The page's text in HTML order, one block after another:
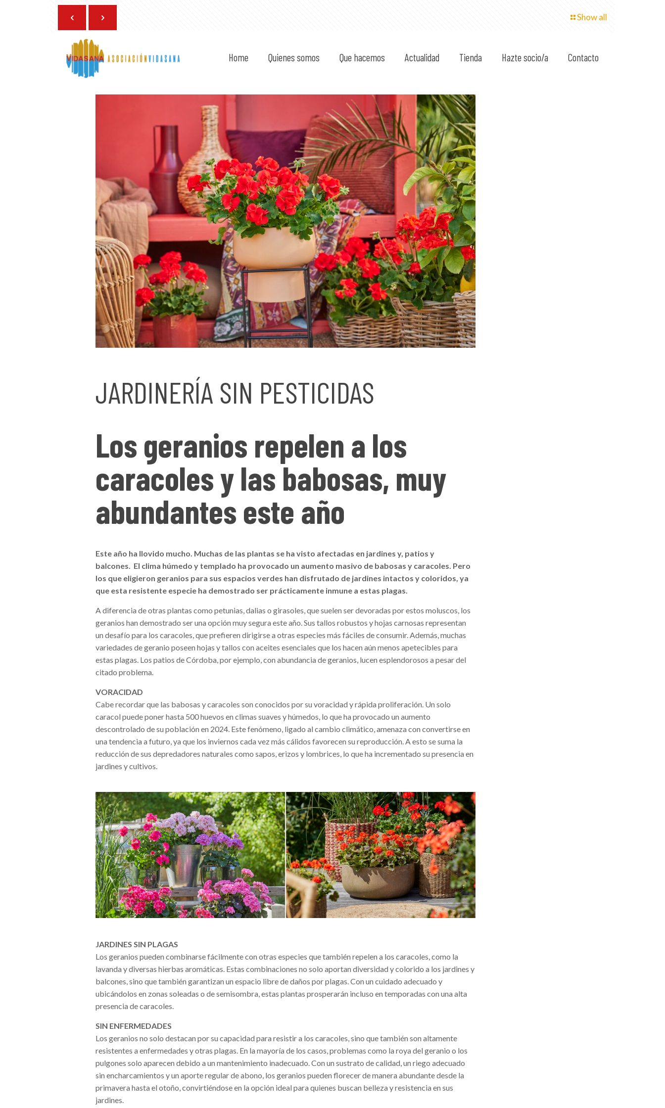
Home Quienes somos Que hacemos Actualidad Tienda Hazte socio/a Contacto
Show all
10 de junio de 2025
JARDINERÍA SIN PESTICIDAS
Los geranios repelen a los
caracoles y las babosas, muy
abundantes este año
Este año ha llovido mucho. Muchas de las plantas se ha visto afectadas en jardines y, patios y
balcones. El clima húmedo y templado ha provocado un aumento masivo de babosas y caracoles. Pero
los que eligieron geranios para sus espacios verdes han disfrutado de jardines intactos y coloridos, ya
que esta resistente especie ha demostrado ser prácticamente inmune a estas plagas.
A diferencia de otras plantas como petunias, dalias o girasoles, que suelen ser devoradas por estos moluscos, los
geranios han demostrado ser una opción muy segura este año. Sus tallos robustos y hojas carnosas representan
un desafío para los caracoles, que prefieren dirigirse a otras especies más fáciles de consumir. Además, muchas
variedades de geranio poseen hojas y tallos con aceites esenciales que los hacen aún menos apetecibles para
estas plagas. Los patios de Córdoba, por ejemplo, con abundancia de geranios, lucen esplendorosos a pesar del
citado problema.
VORACIDAD
Cabe recordar que las babosas y caracoles son conocidos por su voracidad y rápida proliferación. Un solo
caracol puede poner hasta 500 huevos en climas suaves y húmedos, lo que ha provocado un aumento
descontrolado de su población en 2024. Este fenómeno, ligado al cambio climático, amenaza con convertirse en
una tendencia a futuro, ya que los inviernos cada vez más cálidos favorecen su reproducción. A esto se suma la
reducción de sus depredadores naturales como sapos, erizos y lombrices, lo que ha incrementado su presencia en
jardines y cultivos.
JARDINES SIN PLAGAS
Los geranios pueden combinarse fácilmente con otras especies que también repelen a los caracoles, como la
lavanda y diversas hierbas aromáticas. Estas combinaciones no solo aportan diversidad y colorido a los jardines y
balcones, sino que también garantizan un espacio libre de daños por plagas. Con un cuidado adecuado y
ubicándolos en zonas soleadas o de semisombra, estas plantas prosperarán incluso en temporadas con una alta
presencia de caracoles.
SIN ENFERMEDADES
Los geranios no solo destacan por su capacidad para resistir a los caracoles, sino que también son altamente
resistentes a enfermedades y otras plagas. En la mayoría de los casos, problemas como la roya del geranio o los
pulgones solo aparecen debido a un mantenimiento inadecuado. Con un sustrato de calidad, un riego adecuado
sin encharcamientos y un aporte regular de abono, los geranios pueden florecer de manera abundante desde la
primavera hasta el otoño, convirtiéndose en la opción ideal para quienes buscan belleza y resistencia en sus
jardines.